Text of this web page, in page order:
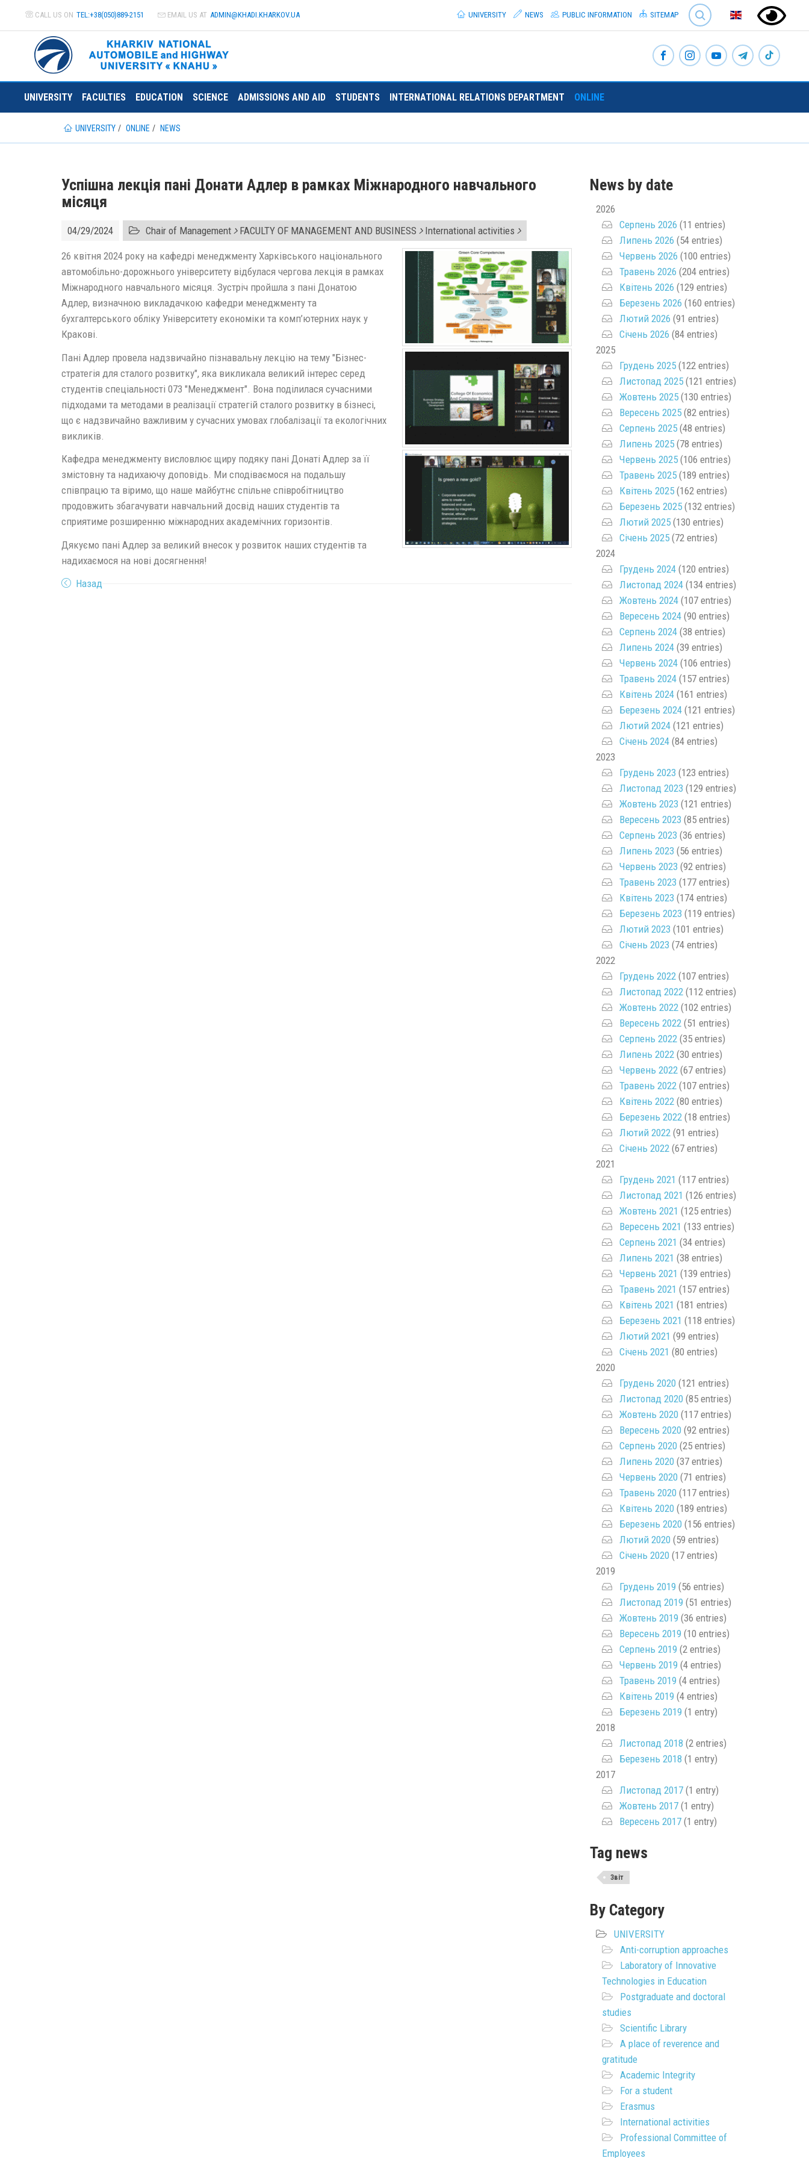
CALL US ON TEL:+38(050)889-2151 EMAIL US AT ADMIN@KHADI.KHARKOV.UA
SEARCH
UNIVERSITY
NEWS PUBLIC INFORMATION SITEMAP
UNIVERSITY FACULTIES EDUCATION SCIENCE ADMISSIONS AND AID STUDENTS INTERNATIONAL RELATIONS DEPARTMENT ONLINE
UNIVERSITY ONLINE NEWS
Успішна лекція пані Донати Адлер в рамках Міжнародного навчального
місяця
04/29/2024 Chair of Management FACULTY OF MANAGEMENT AND BUSINESS International activities
26 квітня 2024 року на кафедрі менеджменту Харківського національного
автомобільно-дорожнього університету відбулася чергова лекція в рамках
Міжнародного навчального місяця. Зустріч пройшла з пані Донатою
Адлер, визначною викладачкою кафедри менеджменту та
бухгалтерського обліку Університету економіки та комп’ютерних наук у
Кракові.
Пані Адлер провела надзвичайно пізнавальну лекцію на тему "Бізнес-
стратегія для сталого розвитку", яка викликала великий інтерес серед
студентів спеціальності 073 "Менеджмент". Вона поділилася сучасними
підходами та методами в реалізації стратегій сталого розвитку в бізнесі,
що є надзвичайно важливим у сучасних умовах глобалізації та екологічних
викликів.
Кафедра менеджменту висловлює щиру подяку пані Донаті Адлер за її
змістовну та надихаючу доповідь. Ми сподіваємося на подальшу
співпрацю та віримо, що наше майбутнє спільне співробітництво
продовжить збагачувати навчальний досвід наших студентів та
сприятиме розширенню міжнародних академічних горизонтів.
Дякуємо пані Адлер за великий внесок у розвиток наших студентів та
надихаємося на нові досягнення!
Назад
News by date
2026
Серпень 2026 (11 entries)
Липень 2026 (54 entries)
Червень 2026 (100 entries)
Травень 2026 (204 entries)
Квітень 2026 (129 entries)
Березень 2026 (160 entries)
Лютий 2026 (91 entries)
Січень 2026 (84 entries)
2025
Грудень 2025(122 entries)
Листопад 2025(121 entries)
Жовтень 2025(130 entries)
Вересень 2025(82 entries)
Серпень 2025(48 entries)
Липень 2025(78 entries)
Червень 2025(106 entries)
Травень 2025(189 entries)
Квітень 2025(162 entries)
Березень 2025(132 entries)
Лютий 2025(130 entries)
Січень 2025(72 entries)
2024
Грудень 2024(120 entries)
Листопад 2024(134 entries)
Жовтень 2024(107 entries)
Вересень 2024(90 entries)
Серпень 2024(38 entries)
Липень 2024(39 entries)
Червень 2024(106 entries)
Травень 2024(157 entries)
Квітень 2024(161 entries)
Березень 2024(121 entries)
Лютий 2024(121 entries)
Січень 2024(84 entries)
2023
Грудень 2023 (123 entries)
Листопад 2023 (129 entries)
Жовтень 2023 (121 entries)
Вересень 2023 (85 entries)
Серпень 2023 (36 entries)
Липень 2023 (56 entries)
Червень 2023 (92 entries)
Травень 2023 (177 entries)
Квітень 2023 (174 entries)
Березень 2023 (119 entries)
Лютий 2023 (101 entries)
Січень 2023 (74 entries)
2022
Грудень 2022(107 entries)
Листопад 2022(112 entries)
Жовтень 2022(102 entries)
Вересень 2022(51 entries)
Серпень 2022(35 entries)
Липень 2022(30 entries)
Червень 2022(67 entries)
Травень 2022(107 entries)
Квітень 2022(80 entries)
Березень 2022(18 entries)
Лютий 2022(91 entries)
Січень 2022(67 entries)
2021
Грудень 2021 (117 entries)
Листопад 2021 (126 entries)
Жовтень 2021 (125 entries)
Вересень 2021 (133 entries)
Серпень 2021 (34 entries)
Липень 2021 (38 entries)
Червень 2021 (139 entries)
Травень 2021 (157 entries)
Квітень 2021 (181 entries)
Березень 2021 (118 entries)
Лютий 2021 (99 entries)
Січень 2021 (80 entries)
2020
Грудень 2020(121 entries)
Листопад 2020(85 entries)
Жовтень 2020(117 entries)
Вересень 2020(92 entries)
Серпень 2020(25 entries)
Липень 2020(37 entries)
Червень 2020(71 entries)
Травень 2020(117 entries)
Квітень 2020(189 entries)
Березень 2020(156 entries)
Лютий 2020(59 entries)
Січень 2020(17 entries)
2019
Грудень 2019 (56 entries)
Листопад 2019 (51 entries)
Жовтень 2019 (36 entries)
Вересень 2019 (10 entries)
Серпень 2019 (2 entries)
Червень 2019 (4 entries)
Травень 2019 (4 entries)
Квітень 2019 (4 entries)
Березень 2019 (1 entry)
2018
Листопад 2018 (2 entries)
Березень 2018 (1 entry)
2017
Листопад 2017(1 entry)
Жовтень 2017(1 entry)
Вересень 2017(1 entry)
Tag news
Звіт
By Category
UNIVERSITY
Anti-corruption approaches
Laboratory of Innovative
Technologies in Education
Postgraduate and doctoral
studies
Scientific Library
A place of reverence and
gratitude
Academic Integrity
For a student
Erasmus
International activities
Professional Committee of
Employees